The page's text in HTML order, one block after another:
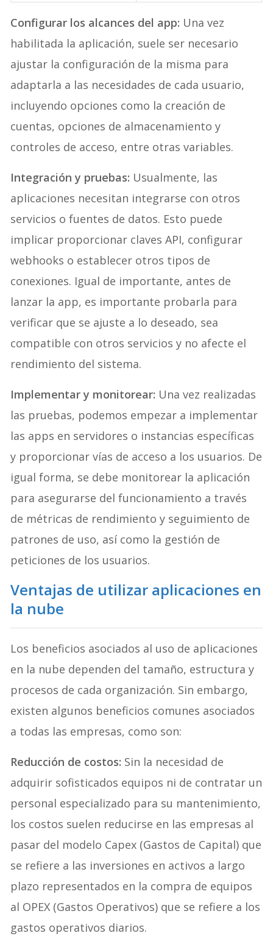
Configurar los alcances del app: Una vez
habilitada la aplicación, suele ser necesario
ajustar la configuración de la misma para
adaptarla a las necesidades de cada usuario,
incluyendo opciones como la creación de
cuentas, opciones de almacenamiento y
controles de acceso, entre otras variables.
Integración y pruebas: Usualmente, las
aplicaciones necesitan integrarse con otros
servicios o fuentes de datos. Esto puede
implicar proporcionar claves API, configurar
webhooks o establecer otros tipos de
conexiones. Igual de importante, antes de
lanzar la app, es importante probarla para
verificar que se ajuste a lo deseado, sea
compatible con otros servicios y no afecte el
rendimiento del sistema.
Implementar y monitorear: Una vez realizadas
las pruebas, podemos empezar a implementar
las apps en servidores o instancias específicas
y proporcionar vías de acceso a los usuarios. De
igual forma, se debe monitorear la aplicación
para asegurarse del funcionamiento a través
de métricas de rendimiento y seguimiento de
patrones de uso, así como la gestión de
peticiones de los usuarios.
Ventajas de utilizar aplicaciones en
la nube
Los beneficios asociados al uso de aplicaciones
en la nube dependen del tamaño, estructura y
procesos de cada organización. Sin embargo,
existen algunos beneficios comunes asociados
a todas las empresas, como son:
Reducción de costos: Sin la necesidad de
adquirir sofisticados equipos ni de contratar un
personal especializado para su mantenimiento,
los costos suelen reducirse en las empresas al
pasar del modelo Capex (Gastos de Capital) que
se refiere a las inversiones en activos a largo
plazo representados en la compra de equipos
al OPEX (Gastos Operativos) que se refiere a los
gastos operativos diarios.